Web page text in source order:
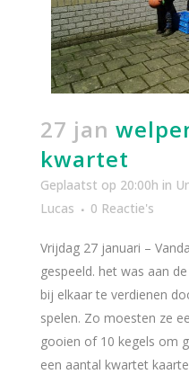
27 jan
kwartet
Geplaatst op 20:00h in
Lucas
0 Reactie's
Vrijdag 27 januari –
gespeeld. het was aan
bij elkaar te verdienen
spelen. Zo moesten ze
gooien of 10 kegels om
een aantal kwartet